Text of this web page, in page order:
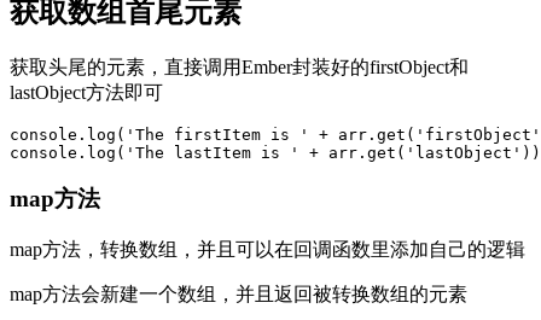
获取数组首尾元素
获取头尾的元素，直接调用Ember封装好的firstObject和
lastObject方法即可
console.log('The firstItem is ' +
map方法
map方法，转换数组，并且可以在回调函数里添加自己的逻辑
map方法会新建一个数组，并且返回被转换数组的元素